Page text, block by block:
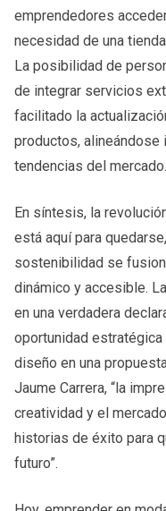
emprendedores
necesidad de una
La posibilidad de
de integrar servicios
facilitado la
productos, alineándose
tendencias del mercado.
En síntesis, la
está aquí para
sostenibilidad se
dinámico y accesible.
en una verdadera
oportunidad
diseño en una
Jaume Carrera, “la
creatividad y el
historias de éxito para
futuro”.